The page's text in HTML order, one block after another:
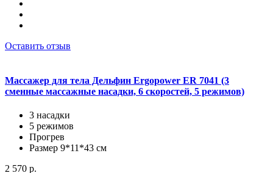
Оставить отзыв
Массажер для тела Дельфин Ergopower ER 7041 (3
сменные массажные насадки, 6 скоростей, 5 режимов)
3 насадки
5 режимов
Прогрев
Размер 9*11*43 см
2 570 р.